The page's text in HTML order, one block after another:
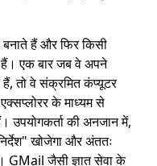
हैं और फिर किसी
एक बार जब वे अपने
तो वे संक्रमित कंप्यूटर
के माध्यम से
की अनजान में,
खोजेगा और अंततः
GMail जैसी ज्ञात सेवा के